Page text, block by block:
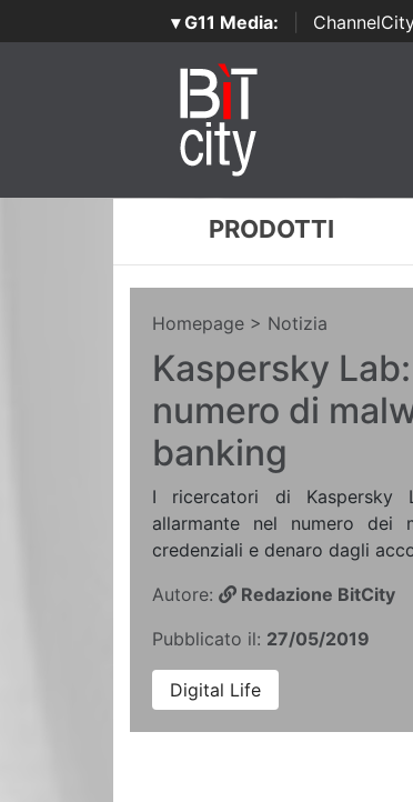
▾ G11 Media:
PRODOTTI
Homepage > Notizia
Kaspersky
numero di
banking
I ricercatori di Kaspersky
allarmante nel numero
credenziali e denaro dagli
Autore:
Redazione BitCity
Pubblicato il: 27/05/2019
Digital Life